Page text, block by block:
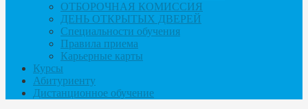
ОТБОРОЧНАЯ КОМИССИЯ
ДЕНЬ ОТКРЫТЫХ ДВЕРЕЙ
Специальности обучения
Правила приема
Карьерные карты
Курсы
Абитуриенту
Дистанционное обучение